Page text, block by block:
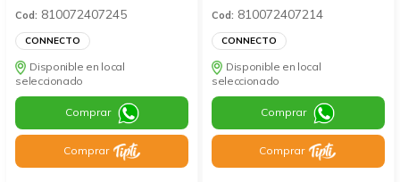
Cod: 810072407245
CONNECTO
Disponible en local
seleccionado
Comprar
Comprar
Cod: 810072407214
CONNECTO
Disponible en local
seleccionado
Comprar
Comprar